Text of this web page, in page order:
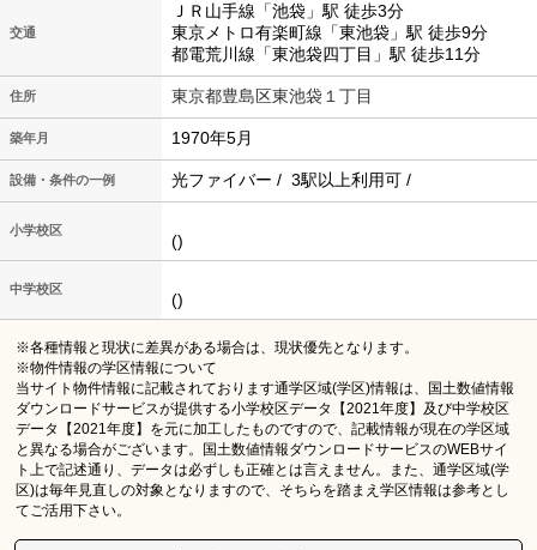
交通
ＪＲ山手線「池袋」駅 徒歩3分
東京メトロ有楽町線「東池袋」駅 徒歩9分
都電荒川線「東池袋四丁目」駅 徒歩11分
住所 東京都豊島区東池袋１丁目
築年月 1970年5月
設備・条件の一例 光ファイバー / 3駅以上利用可 /
小学校区
()
中学校区
()
※各種情報と現状に差異がある場合は、現状優先となります。
※物件情報の学区情報について
当サイト物件情報に記載されております通学区域(学区)情報は、国土数値情報
ダウンロードサービスが提供する小学校区データ【2021年度】及び中学校区
データ【2021年度】を元に加工したものですので、記載情報が現在の学区域
と異なる場合がございます。国土数値情報ダウンロードサービスのWEBサイ
ト上で記述通り、データは必ずしも正確とは言えません。また、通学区域(学
区)は毎年見直しの対象となりますので、そちらを踏まえ学区情報は参考とし
てご活用下さい。